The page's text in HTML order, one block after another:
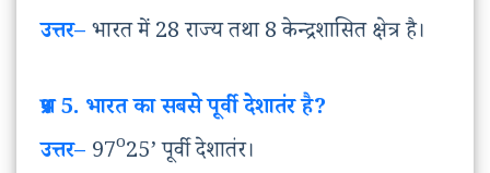
उत्तर–भारत में 28 राज्य तथा 8 केन्द्रशासित क्षेत्र है।
प्रश्न5. भारतकासबसेपूर्वीदेशातंरहै?
उत्तर– 97o25’ पूर्वी देशातंर।